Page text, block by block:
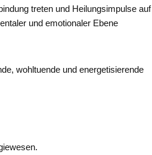
treten und Heilungsimpulse auf
und emotionaler Ebene
wohltuende und energetisierende